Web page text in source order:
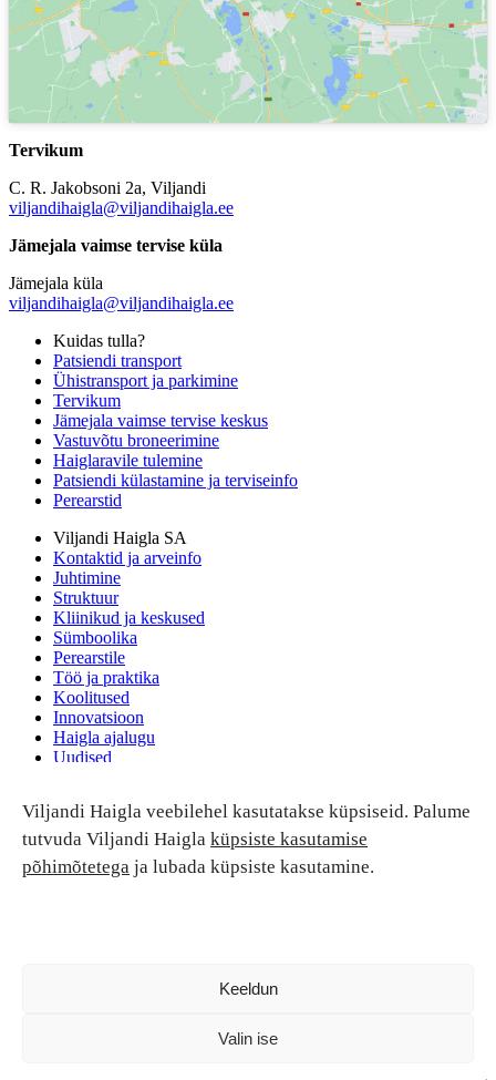
Viljandi Haigla veebilehel kasutatakse küpsiseid. Palume
tutvuda Viljandi Haigla küpsiste kasutamise
põhimõtetega ja lubada küpsiste kasutamine.
Keeldun
Valin ise
Tervikum
C. R. Jakobsoni 2a, Viljandi
viljandihaigla@viljandihaigla.ee
Jämejala vaimse tervise küla
Jämejala küla
viljandihaigla@viljandihaigla.ee
Kuidas tulla?
Patsiendi transport
Ühistransport ja parkimine
Tervikum
Jämejala vaimse tervise keskus
Vastuvõtu broneerimine
Haiglaravile tulemine
Patsiendi külastamine ja terviseinfo
Perearstid
Viljandi Haigla SA
Kontaktid ja arveinfo
Juhtimine
Struktuur
Kliinikud ja keskused
Sümboolika
Perearstile
Töö ja praktika
Koolitused
Innovatsioon
Haigla ajalugu
Uudised
Patsiendi turvalisus ja õigused
Patsiendi õigused ja kohustused
Patsiendiohutus
Patsientide nõukoda